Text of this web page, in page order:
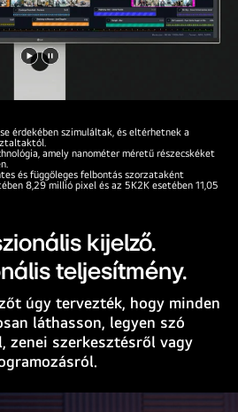
Videó
lejátszása
megállítása
érdekében szimuláltak, és eltérhetnek a
amely nanométer méretű részecskéket
és függőleges felbontás szorzataként
8,29 millió pixel és az 5K2K esetében 11,05
kijelző.
teljesítmény.
úgy tervezték, hogy minden
láthasson, legyen szó
zenei szerkesztésről vagy